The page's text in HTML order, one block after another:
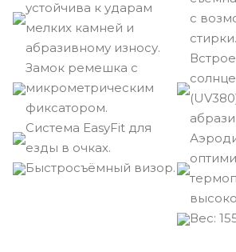
устойчива к ударам
мелких камней и
абразивному износу.
Замок ремешка с
микрометрическим
фиксатором.
Cистема EasyFit для
езды в очках.
Быстросъёмный визор.
с
стирки.
Вec: